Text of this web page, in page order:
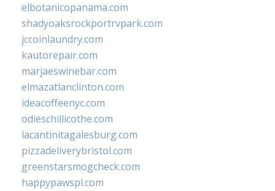
elbotanicopanama.com
shadyoaksrockportrvpark.com
jccoinlaundry.com
kautorepair.com
marjaeswinebar.com
elmazatlanclinton.com
ideacoffeenyc.com
odieschillicothe.com
lacantinitagalesburg.com
pizzadeliverybristol.com
greenstarsmogcheck.com
happypawspl.com